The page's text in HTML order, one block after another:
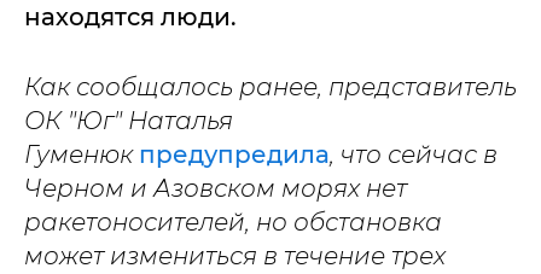
находятся люди.
Как сообщалось ранее, представитель
ОК "Юг" Наталья
Гуменюк предупредила, что сейчас в
Черном и Азовском морях нет
ракетоносителей, но обстановка
может измениться в течение трех